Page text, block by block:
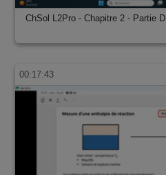
ChSol L2Pro - Chapitre 2 - Partie D
00:17:43